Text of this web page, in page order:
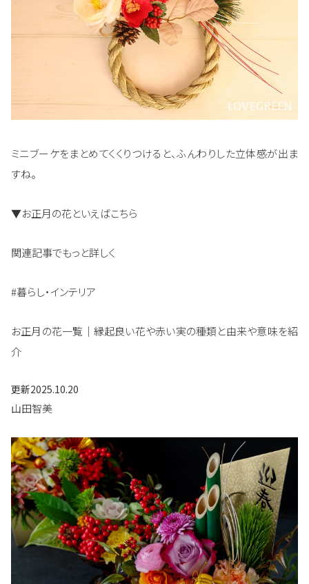
ミニブーケをまとめてくくりつけると、ふんわりした立体感が出ま
すね。
▼お正月の花といえばこちら
関連記事でもっと詳しく
#暮らし・インテリア
お正月の花一覧｜縁起良い花や赤い実の種類と由来や意味を紹
介
更新2025.10.20
山田智美